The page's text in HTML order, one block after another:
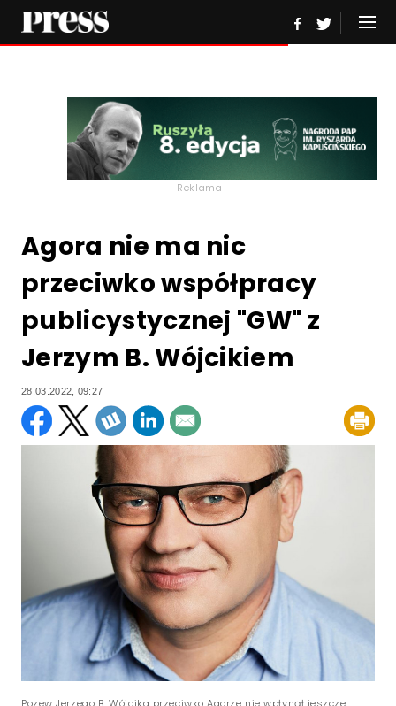
Reklama
Agora nie ma nic
przeciwko współpracy
publicystycznej "GW" z
Jerzym B. Wójcikiem
28.03.2022, 09:27
Pozew Jerzego B. Wójcika przeciwko Agorze nie wpłynął jeszcze